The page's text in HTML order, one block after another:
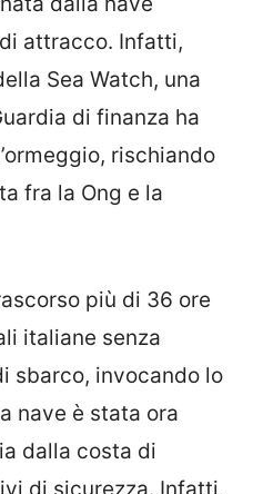
attracco. Infatti,
Sea Watch, una
di finanza ha
rischiando
fra la Ong e la
più di 36 ore
italiane senza
sbarco, invocando lo
nave è stata ora
dalla costa di
di sicurezza. Infatti,